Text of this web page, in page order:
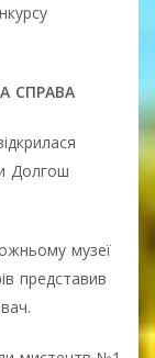
СПРАВА
Долгош
музеї
представив